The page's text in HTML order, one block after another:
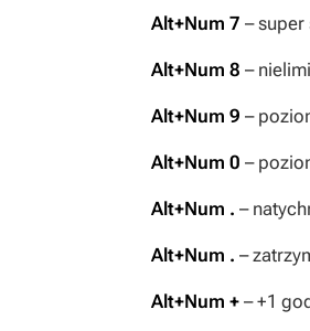
Alt+Num 7 – super
Alt+Num 8 –
Alt+Num 9 –
Alt+Num 0 –
Alt+Num . –
Alt+Num . –
Alt+Num + – +1